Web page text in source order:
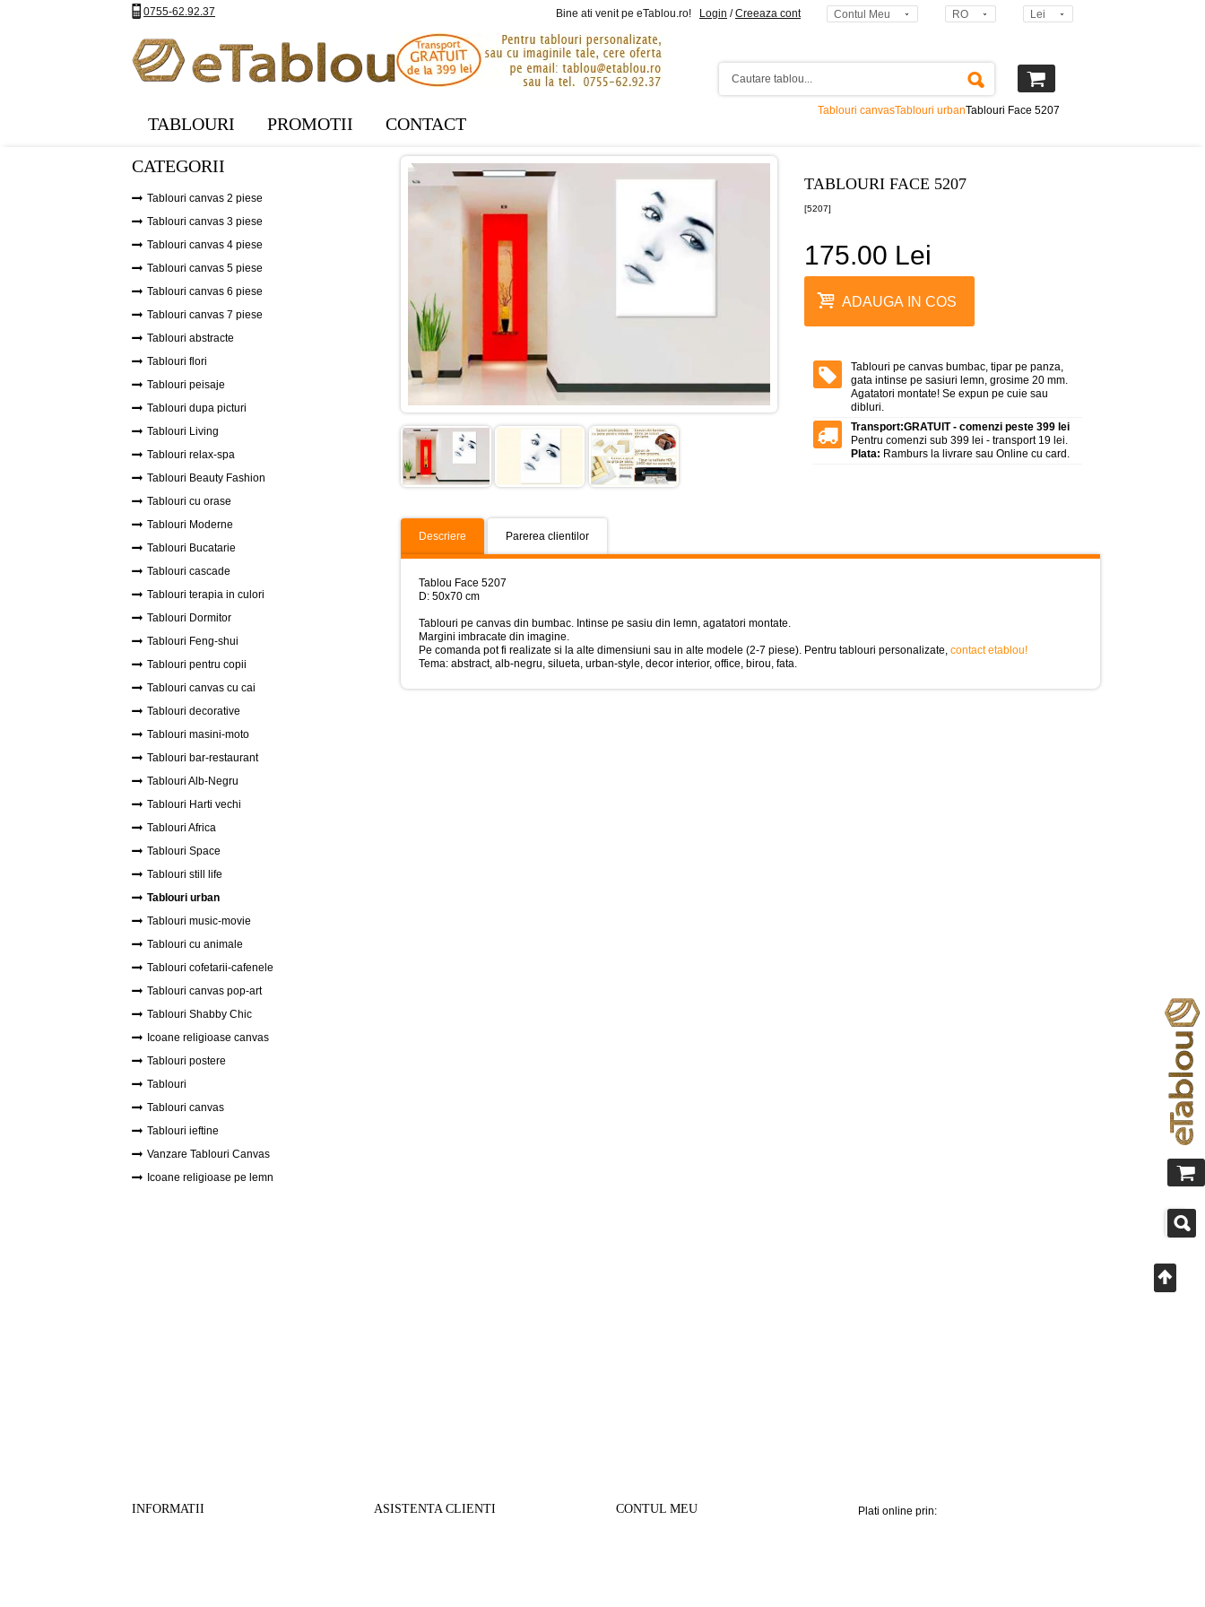
0755-62.92.37 Bine ati venit pe eTablou.ro! Login /Creeaza cont Contul Meu RO Lei
TABLOURI PROMOTII CONTACT
Tablouri canvasTablouri urbanTablouri Face 5207
TABLOURI FACE 5207
[5207]
175.00 Lei
ADAUGA IN COS
Tablouri pe canvas bumbac, tipar pe panza,
gata intinse pe sasiuri lemn, grosime 20 mm.
Agatatori montate! Se expun pe cuie sau
dibluri.
Transport:GRATUIT - comenzi peste 399 lei
Pentru comenzi sub 399 lei - transport 19 lei.
Plata: Ramburs la livrare sau Online cu card.
Descriere Parerea clientilor
Tablou Face 5207
D: 50x70 cm
Tablouri pe canvas din bumbac. Intinse pe sasiu din lemn, agatatori montate.
Margini imbracate din imagine.
Pe comanda pot fi realizate si la alte dimensiuni sau in alte modele (2-7 piese). Pentru tablouri personalizate, contact etablou!
Tema: abstract, alb-negru, silueta, urban-style, decor interior, office, birou, fata.
CATEGORII
Tablouri canvas 2 piese
Tablouri canvas 3 piese
Tablouri canvas 4 piese
Tablouri canvas 5 piese
Tablouri canvas 6 piese
Tablouri canvas 7 piese
Tablouri abstracte
Tablouri flori
Tablouri peisaje
Tablouri dupa picturi
Tablouri Living
Tablouri relax-spa
Tablouri Beauty Fashion
Tablouri cu orase
Tablouri Moderne
Tablouri Bucatarie
Tablouri cascade
Tablouri terapia in culori
Tablouri Dormitor
Tablouri Feng-shui
Tablouri pentru copii
Tablouri canvas cu cai
Tablouri decorative
Tablouri masini-moto
Tablouri bar-restaurant
Tablouri Alb-Negru
Tablouri Harti vechi
Tablouri Africa
Tablouri Space
Tablouri still life
Tablouri urban
Tablouri music-movie
Tablouri cu animale
Tablouri cofetarii-cafenele
Tablouri canvas pop-art
Tablouri Shabby Chic
Icoane religioase canvas
Tablouri postere
Tablouri
Tablouri canvas
Tablouri ieftine
Vanzare Tablouri Canvas
Icoane religioase pe lemn
INFORMATII ASISTENTA CLIENTI CONTUL MEU Plati online prin: